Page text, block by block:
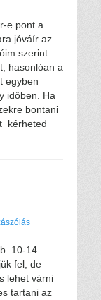
e pont a
jóváír az
szerint
hasonlóan a
egyben
időben. Ha
bontani
kérheted
10-14
fel, de
lehet várni
tartani az